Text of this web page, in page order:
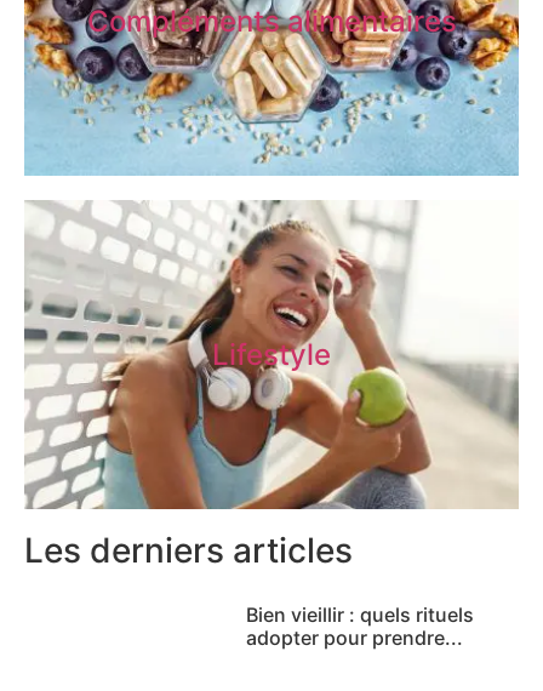
Compléments alimentaires
Lifestyle
Les derniers articles
Bien vieillir : quels rituels
adopter pour prendre...